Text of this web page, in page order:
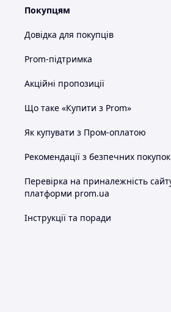
Покупцям
Довідка для покупців
Prom-підтримка
Акційні пропозиції
Що таке «Купити з Prom»
Як купувати з Пром-оплатою
Рекомендації з безпечних покупок
Перевірка на приналежність
платформи prom.ua
Інструкції та поради